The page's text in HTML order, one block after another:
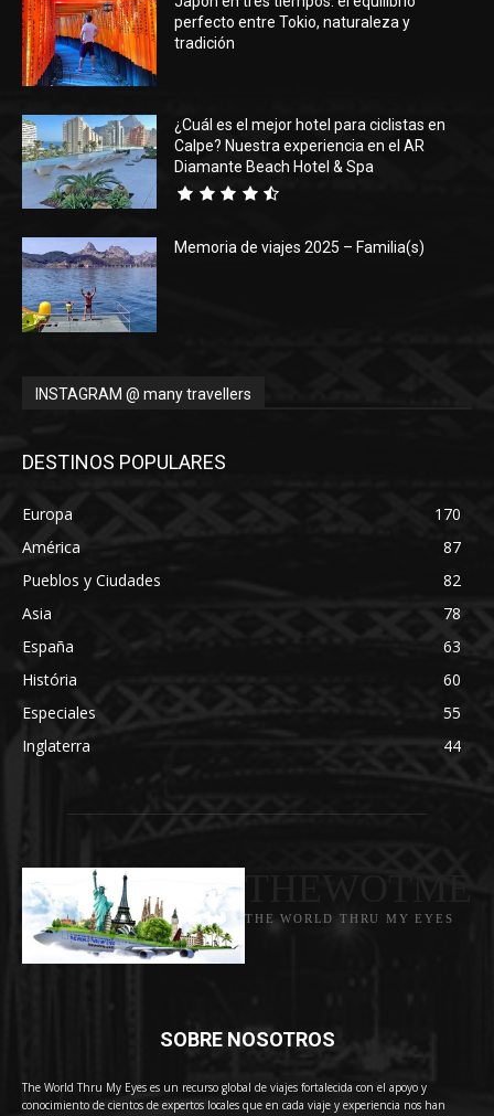
perfecto entre Tokio, naturaleza y
tradición
¿Cuál es el mejor hotel para ciclistas en
Calpe? Nuestra experiencia en el AR
Diamante Beach Hotel & Spa
Memoria de viajes 2025 – Familia(s)
INSTAGRAM @ many travellers
DESTINOS POPULARES
Europa
170
América
87
Pueblos y Ciudades
82
Asia
78
España
63
História
60
Especiales
55
Inglaterra
44
THE WORLD THRU MY EYES
SOBRE NOSOTROS
The World Thru My Eyes es un recurso global de viajes fortalecida con el apoyo y
conocimiento de cientos de expertos locales que en cada viaje y experiencia nos han